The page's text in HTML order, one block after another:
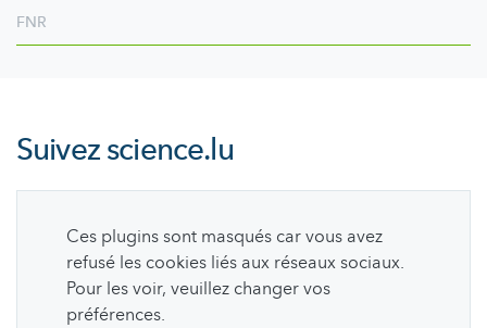
FNR
Suivezscience.lu
Ces plugins sont masqués car vous avez
refusé les cookies liés aux réseaux sociaux.
Pour les voir, veuillez changer vos
préférences.